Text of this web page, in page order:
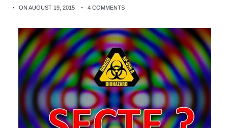
ON AUGUST 19, 2015 4 COMMENTS